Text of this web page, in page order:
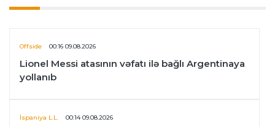
Offside 00:16 09.08.2026
Lionel Messi atasının vəfatı ilə bağlı Argentinaya
yollanıb
İspaniya L.L. 00:14 09.08.2026